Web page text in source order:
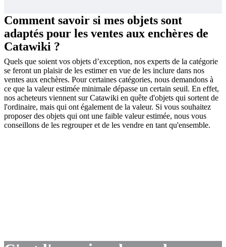
Comment savoir si mes objets sont
adaptés pour les ventes aux enchères de
Catawiki ?
Quels que soient vos objets d’exception, nos experts de la catégorie
se feront un plaisir de les estimer en vue de les inclure dans nos
ventes aux enchères. Pour certaines catégories, nous demandons à
ce que la valeur estimée minimale dépasse un certain seuil. En effet,
nos acheteurs viennent sur Catawiki en quête d'objets qui sortent de
l'ordinaire, mais qui ont également de la valeur. Si vous souhaitez
proposer des objets qui ont une faible valeur estimée, nous vous
conseillons de les regrouper et de les vendre en tant qu'ensemble.